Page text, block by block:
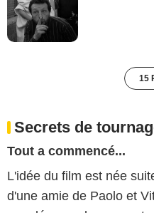
15
Secrets de
Tout a commencé...
L'idée du film est née
d'une amie de Paolo et